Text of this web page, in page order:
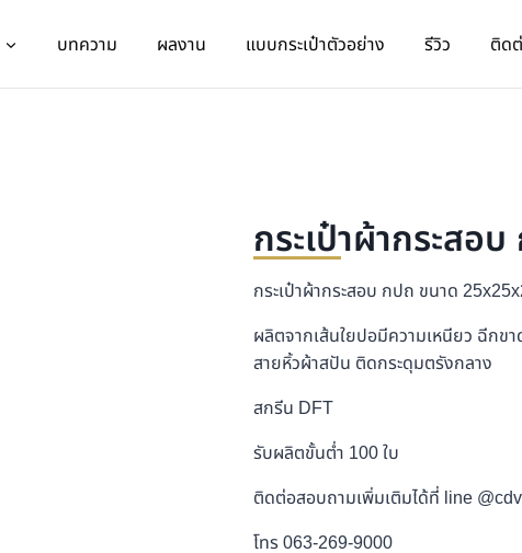
บทความ ผลงาน แบบกระเป๋าตัวอย่าง รีวิว ติดต่
กระเป๋าผ้ากระสอ
กระเป๋าผ้ากระสอบ กปถ ขนาด
ผลิตจากเส้นใยปอมีความเหนียว ฉีกข
สายหิ้วผ้าสปัน ติดกระดุมตรังกลาง
สกรีน DFT
รับผลิตขั้นต่ำ 100 ใบ
ติดต่อสอบถามเพิ่มเติมได้ที่ line
โทร 063-269-9000